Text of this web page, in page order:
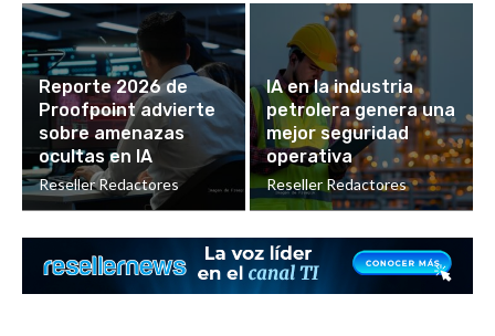
Reporte 2026 de
Proofpoint advierte
sobre amenazas
ocultas en IA
Reseller Redactores
IA en la industria
petrolera genera una
mejor seguridad
operativa
Reseller Redactores